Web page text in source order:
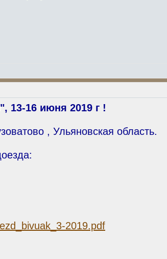
13-16 июня 2019 г !
, Ульяновская область.
2019.pdf